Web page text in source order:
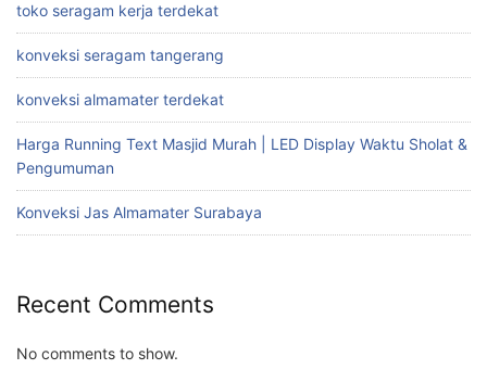
toko seragam kerja terdekat
konveksi seragam tangerang
konveksi almamater terdekat
Harga Running Text Masjid Murah | LED Display Waktu Sholat &
Pengumuman
Konveksi Jas Almamater Surabaya
Recent Comments
No comments to show.